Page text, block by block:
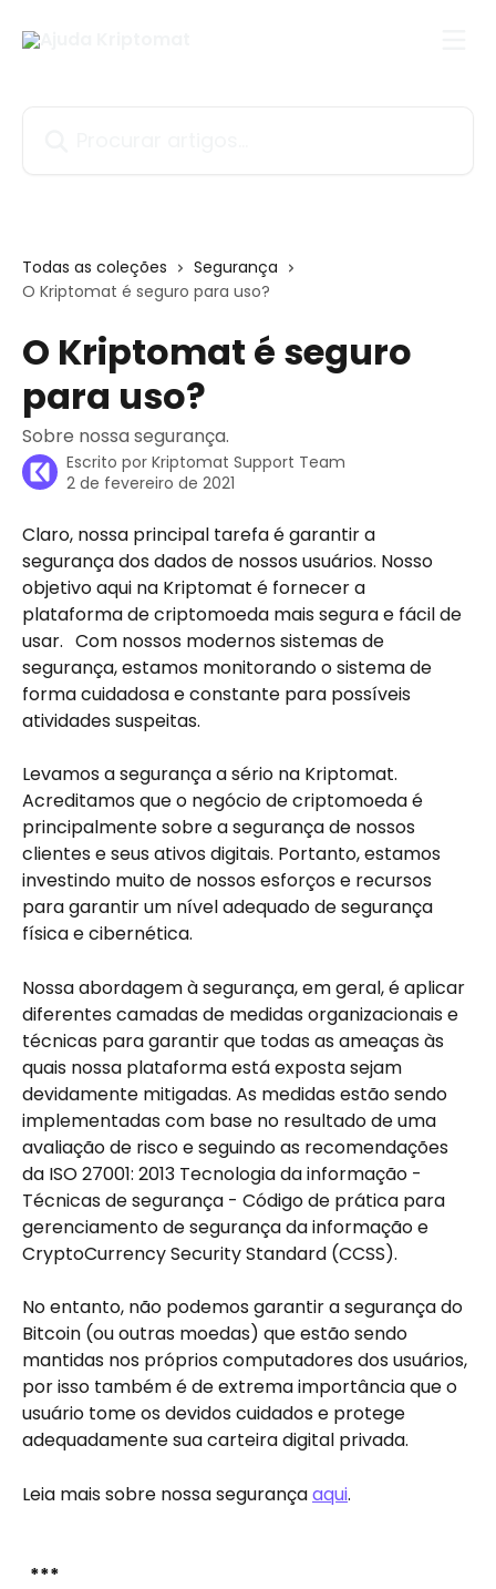
Todas as coleções
Segurança
O Kriptomat é seguro para uso?
O Kriptomat é seguro
para uso?
Sobre nossa segurança.
Escrito por Kriptomat Support Team
2 de fevereiro de 2021
Claro, nossa principal tarefa é garantir a
segurança dos dados de nossos usuários. Nosso
objetivo aqui na Kriptomat é fornecer a
plataforma de criptomoeda mais segura e fácil de
usar. Com nossos modernos sistemas de
segurança, estamos monitorando o sistema de
forma cuidadosa e constante para possíveis
atividades suspeitas.
Levamos a segurança a sério na Kriptomat.
Acreditamos que o negócio de criptomoeda é
principalmente sobre a segurança de nossos
clientes e seus ativos digitais. Portanto, estamos
investindo muito de nossos esforços e recursos
para garantir um nível adequado de segurança
física e cibernética.
Nossa abordagem à segurança, em geral, é aplicar
diferentes camadas de medidas organizacionais e
técnicas para garantir que todas as ameaças às
quais nossa plataforma está exposta sejam
devidamente mitigadas. As medidas estão sendo
implementadas com base no resultado de uma
avaliação de risco e seguindo as recomendações
da ISO 27001: 2013 Tecnologia da informação -
Técnicas de segurança - Código de prática para
gerenciamento de segurança da informação e
CryptoCurrency Security Standard (CCSS).
No entanto, não podemos garantir a segurança do
Bitcoin (ou outras moedas) que estão sendo
mantidas nos próprios computadores dos usuários,
por isso também é de extrema importância que o
usuário tome os devidos cuidados e protege
adequadamente sua carteira digital privada.
Leia mais sobre nossa segurança aqui.
***